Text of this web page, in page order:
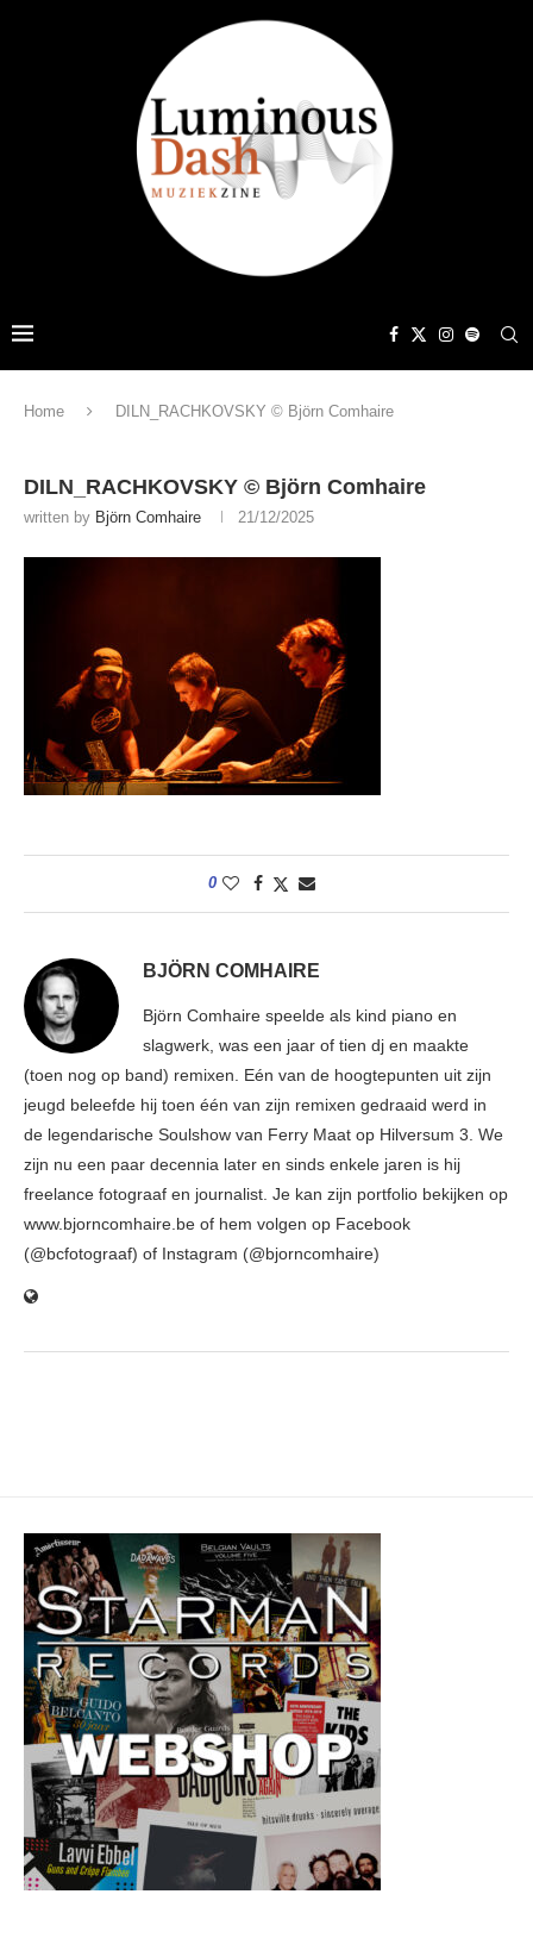
Home DILN_RACHKOVSKY © Björn Comhaire
DILN_RACHKOVSKY © Björn Comhaire
written by Björn Comhaire 21/12/2025
0
BJÖRN COMHAIRE
Björn Comhaire speelde als kind piano en
slagwerk, was een jaar of tien dj en maakte
(toen nog op band) remixen. Eén van de hoogtepunten uit zijn
jeugd beleefde hij toen één van zijn remixen gedraaid werd in
de legendarische Soulshow van Ferry Maat op Hilversum 3. We
zijn nu een paar decennia later en sinds enkele jaren is hij
freelance fotograaf en journalist. Je kan zijn portfolio bekijken op
www.bjorncomhaire.be of hem volgen op Facebook
(@bcfotograaf) of Instagram (@bjorncomhaire)